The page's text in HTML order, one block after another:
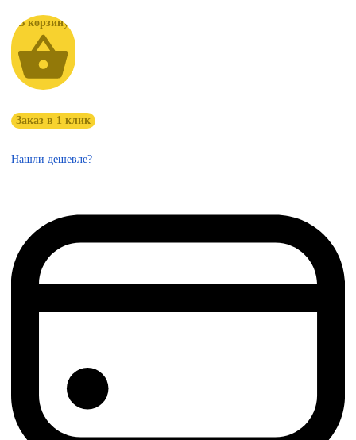
Заказ в 1 клик
Нашли дешевле?